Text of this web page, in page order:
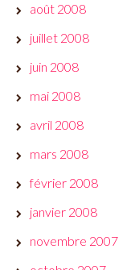
août 2008
juillet 2008
juin 2008
mai 2008
avril 2008
mars 2008
février 2008
janvier 2008
novembre 2007